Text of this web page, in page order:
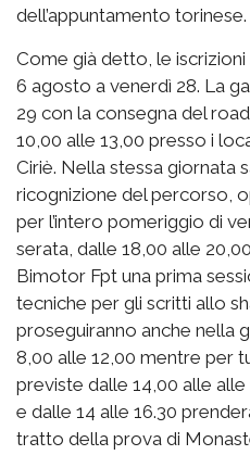
dell’appuntamento torinese.
Come già detto, le
6 agosto a venerdì 28. La
29 con la consegna del
10,00 alle 13,00 presso i
Ciriè. Nella stessa giornata
ricognizione del percorso,
per l’intero pomeriggio di
serata, dalle 18,00 alle
Bimotor Fpt una prima
tecniche per gli scritti allo
proseguiranno anche nella
8,00 alle 12,00 mentre per
previste dalle 14,00 alle alle
e dalle 14 alle 16.30
tratto della prova di